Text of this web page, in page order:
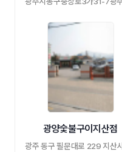
광양숯불구이지산점